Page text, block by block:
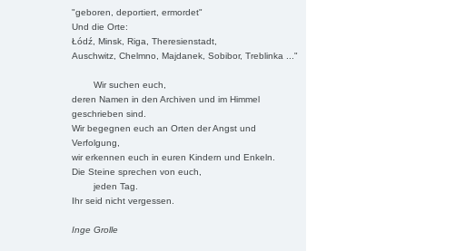
"geboren, deportiert, ermordet"
Und die Orte:
Łódź, Minsk, Riga, Theresienstadt,
Auschwitz, Chelmno, Majdanek, Sobibor, Treblinka ..."
Wir suchen euch,
deren Namen in den Archiven und im Himmel
geschrieben sind.
Wir begegnen euch an Orten der Angst und
Verfolgung,
wir erkennen euch in euren Kindern und Enkeln.
Die Steine sprechen von euch,
jeden Tag.
Ihr seid nicht vergessen.
Inge Grolle